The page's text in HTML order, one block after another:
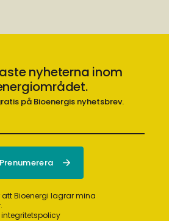
nyheterna inom
på Bioenergis nyhetsbrev.
Bioenergi lagrar mina